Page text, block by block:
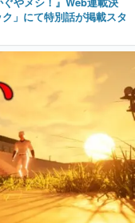
」にて特別話が掲載スタ